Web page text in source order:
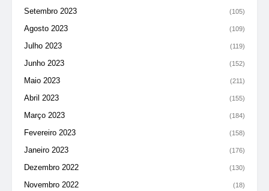
Setembro 2023 (105)
Agosto 2023 (109)
Julho 2023 (119)
Junho 2023 (152)
Maio 2023 (211)
Abril 2023 (155)
Março 2023 (184)
Fevereiro 2023 (158)
Janeiro 2023 (176)
Dezembro 2022 (130)
Novembro 2022 (18)